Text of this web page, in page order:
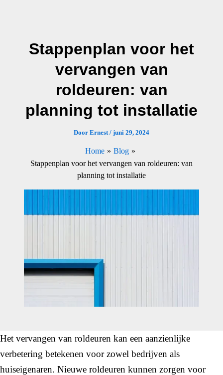
Stappenplan voor het
vervangen van
roldeuren: van
planning tot installatie
Door Ernest/ juni 29, 2024
Home
Blog
Stappenplan voor het vervangen van roldeuren: van
planning tot installatie
Het vervangen van roldeuren kan een aanzienlijke
verbetering betekenen voor zowel bedrijven als
huiseigenaren. Nieuwe roldeuren kunnen zorgen voor